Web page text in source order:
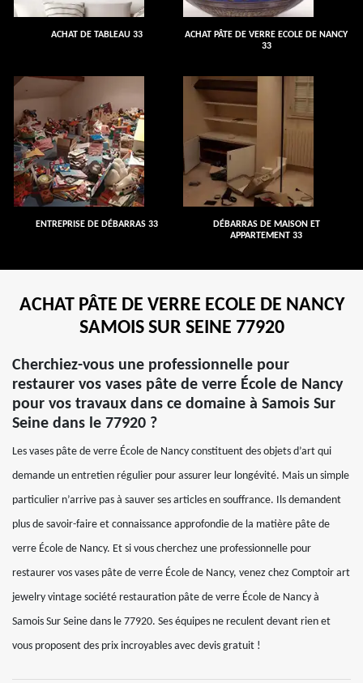
ACHAT DE TABLEAU 33
ACHAT PÂTE DE VERRE ECOLE DE NANCY
33
ENTREPRISE DE DÉBARRAS 33
DÉBARRAS DE MAISON ET
APPARTEMENT 33
ACHAT PÂTE DE VERRE ECOLE DE NANCY
SAMOIS SUR SEINE 77920
Cherchiez-vous une professionnelle pour
restaurer vos vases pâte de verre École de Nancy
pour vos travaux dans ce domaine à Samois Sur
Seine dans le 77920 ?
Les vases pâte de verre École de Nancy constituent des objets d’art qui
demande un entretien régulier pour assurer leur longévité. Mais un simple
particulier n’arrive pas à sauver ses articles en souffrance. Ils demandent
plus de savoir-faire et connaissance approfondie de la matière pâte de
verre École de Nancy. Et si vous cherchez une professionnelle pour
restaurer vos vases pâte de verre École de Nancy, venez chez Comptoir art
jewelry vintage société restauration pâte de verre École de Nancy à
Samois Sur Seine dans le 77920. Ses équipes ne reculent devant rien et
vous proposent des prix incroyables avec devis gratuit !